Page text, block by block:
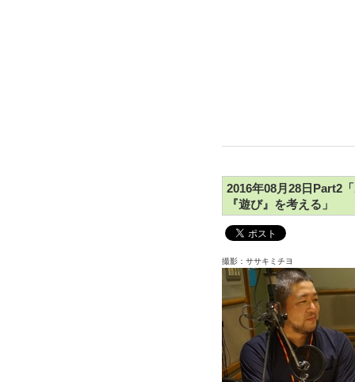
2016年08月28日Part2
『遊び』を考える」
撮影：ササキミチヨ